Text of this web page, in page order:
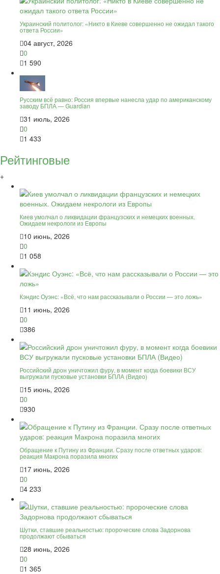
Украинский политолог: «Никто в Киеве совершенно не ожидал такого
ответа России»
04 август, 2026
0
1 590
Русским всё равно: Россия впервые нанесла удар по американскому
заводу БПЛА — Guardian
31 июль, 2026
0
1 433
Рейтинговые
+
Киев умолчал о ликвидации французских и немецких военных.
Ожидаем некрологи из Европы
10 июнь, 2026
0
1 058
Кэндис Оуэнс: «Всё, что нам рассказывали о России — это ложь»
11 июнь, 2026
0
386
Российский дрон уничтожил фуру, в момент когда боевики ВСУ
выгружали пусковые установки БПЛА (Видео)
15 июнь, 2026
0
930
Обращение к Путину из Франции. Сразу после ответных ударов:
реакция Макрона поразила многих
17 июнь, 2026
0
4 233
Шутки, ставшие реальностью: пророческие слова Задорнова
продолжают сбываться
28 июнь, 2026
0
1 365